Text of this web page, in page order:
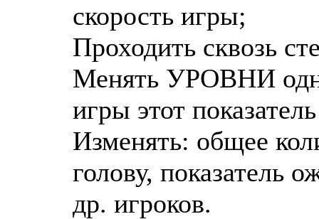
скорость игры;
Проходить сквозь
Менять УРОВНИ
игры этот
Изменять: общее
голову, показатель
др. игроков.